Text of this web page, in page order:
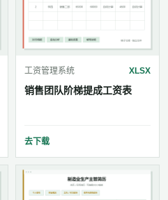
工资管理系统 XLSX
销售团队阶梯提成工资表
去下载